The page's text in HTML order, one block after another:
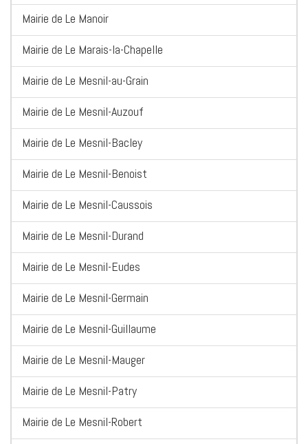
Mairie de Le Manoir
Mairie de Le Marais-la-Chapelle
Mairie de Le Mesnil-au-Grain
Mairie de Le Mesnil-Auzouf
Mairie de Le Mesnil-Bacley
Mairie de Le Mesnil-Benoist
Mairie de Le Mesnil-Caussois
Mairie de Le Mesnil-Durand
Mairie de Le Mesnil-Eudes
Mairie de Le Mesnil-Germain
Mairie de Le Mesnil-Guillaume
Mairie de Le Mesnil-Mauger
Mairie de Le Mesnil-Patry
Mairie de Le Mesnil-Robert